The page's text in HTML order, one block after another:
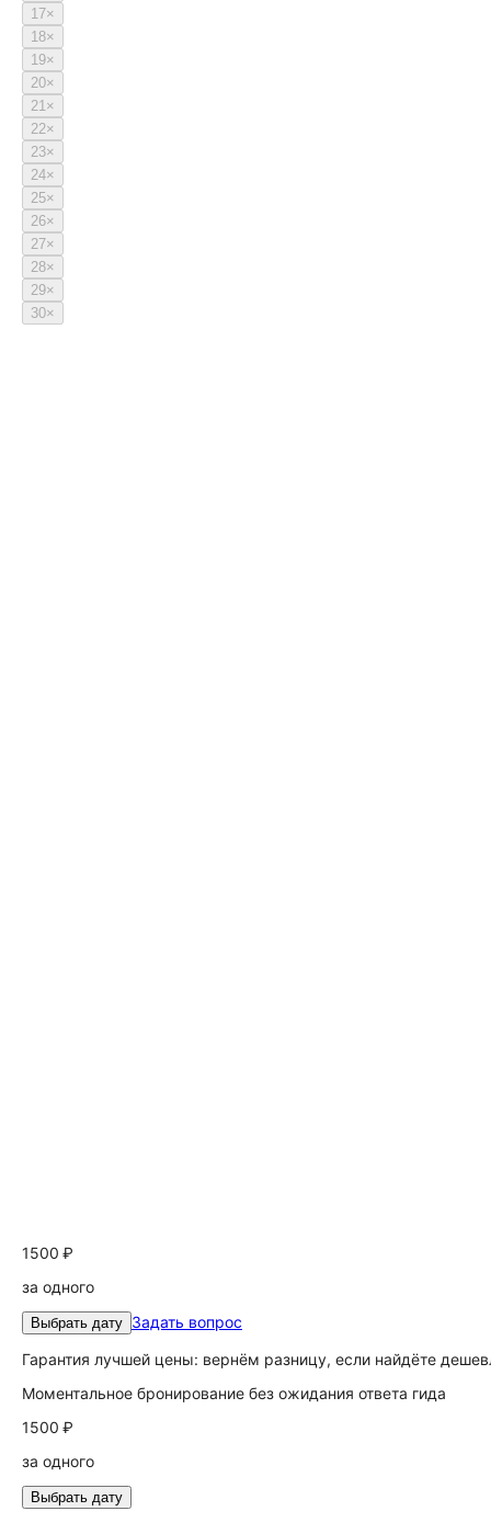
17×
18×
19×
20×
21×
22×
23×
24×
25×
26×
27×
28×
29×
30×
1500 ₽
за одного
Выбрать дату Задать вопрос
Гарантия лучшей цены: вернём разницу, если найдёте
Моментальное бронирование без ожидания ответа гида
1500 ₽
за одного
Выбрать дату